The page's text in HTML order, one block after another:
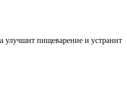
улучшит пищеварение и устранит